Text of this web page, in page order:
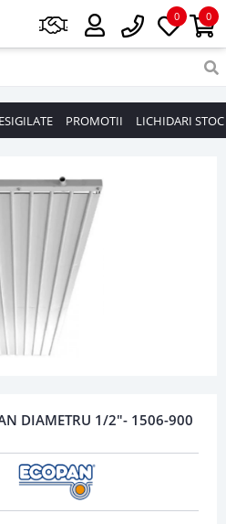
0
0
PROMOTII LICHIDARI STOC
DIAMETRU 1/2"- 1506-900